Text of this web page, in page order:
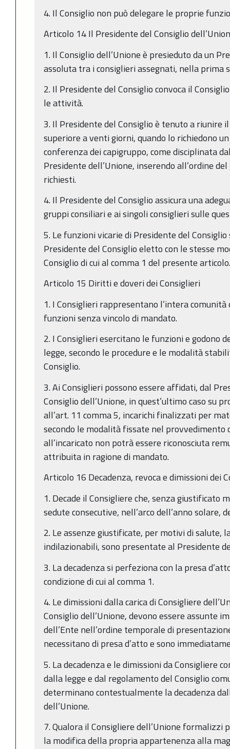
4. Il Consiglio non può delegare le proprie
Articolo 14 Il Presidente del Consiglio
1. Il Consiglio dell’Unione è presieduto da un
assoluta tra i consiglieri assegnati, nella prima
2. Il Presidente del Consiglio convoca il
le attività.
3. Il Presidente del Consiglio è tenuto a riunire
superiore a venti giorni, quando lo richiedono
conferenza dei capigruppo, come disciplinata
Presidente dell’Unione, inserendo all’ordine
richiesti.
4. Il Presidente del Consiglio assicura una
gruppi consiliari e ai singoli consiglieri sulle
5. Le funzioni vicarie di Presidente del
Presidente del Consiglio eletto con le stesse
Consiglio di cui al comma 1 del presente articolo.
Articolo 15 Diritti e doveri dei Consiglieri
1. I Consiglieri rappresentano l’intera
funzioni senza vincolo di mandato.
2. I Consiglieri esercitano le funzioni e godono
legge, secondo le procedure e le modalità
Consiglio.
3. Ai Consiglieri possono essere affidati, dal
Consiglio dell’Unione, in quest’ultimo caso su
all’art. 11 comma 5, incarichi finalizzati per
secondo le modalità fissate nel provvedimento
all’incaricato non potrà essere riconosciuta
attribuita in ragione di mandato.
Articolo 16 Decadenza, revoca e dimissioni dei
1. Decade il Consigliere che, senza giustificato
sedute consecutive, nell’arco dell’anno solare,
2. Le assenze giustificate, per motivi di salute,
indilazionabili, sono presentate al Presidente
3. La decadenza si perfeziona con la presa
condizione di cui al comma 1.
4. Le dimissioni dalla carica di Consigliere
Consiglio dell’Unione, devono essere assunte
dell’Ente nell’ordine temporale di
necessitano di presa d’atto e sono
5. La decadenza e le dimissioni da Consigliere
dalla legge e dal regolamento del Consiglio
determinano contestualmente la decadenza
dell’Unione.
7. Qualora il Consigliere dell’Unione formalizzi
la modifica della propria appartenenza alla